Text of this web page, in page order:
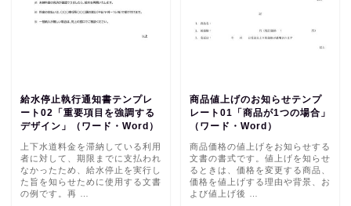
給水停止執行通知書テンプレ
ート02「重要項目を強調する
デザイン」（ワード・Word）
上下水道料金を滞納している利用
者に対して、期限までに支払われ
なかったため、給水停止を実行し
た旨を知らせために使用する文書
の例です。再 …
商品値上げのお知らせテンプ
レート01「商品が1つの場合」
（ワード・Word）
商品価格の値上げをお知らせする
文書の書式です。値上げを知らせ
るときは、価格を変更する商品、
価格を値上げする理由や背景、お
よび値上げ後 …